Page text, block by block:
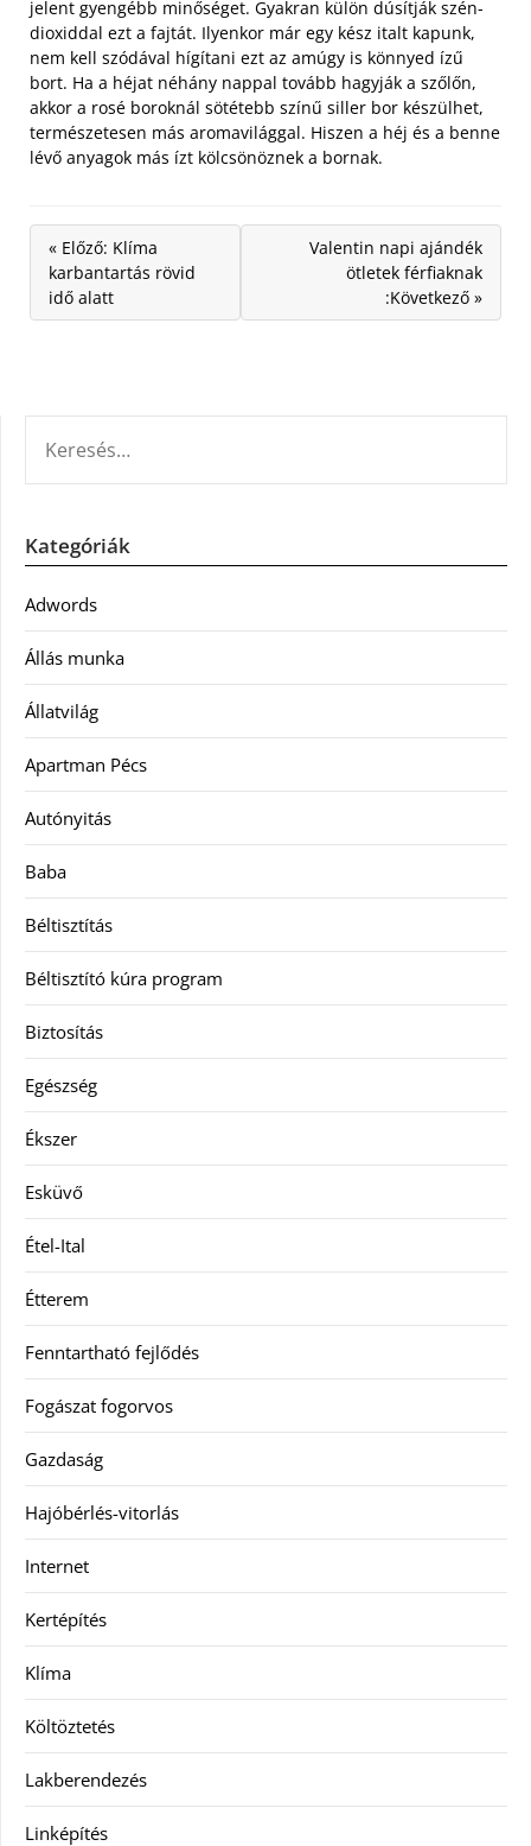
jelent gyengébb minőséget. Gyakran külön dúsítják szén-
dioxiddal ezt a fajtát. Ilyenkor már egy kész italt kapunk,
nem kell szódával hígítani ezt az amúgy is könnyed ízű
bort. Ha a héjat néhány nappal tovább hagyják a szőlőn,
akkor a rosé boroknál sötétebb színű siller bor készülhet,
természetesen más aromavilággal. Hiszen a héj és a benne
lévő anyagok más ízt kölcsönöznek a bornak.
« Előző: Klíma
karbantartás rövid
idő alatt
Valentin napi ajándék
ötletek férfiaknak
:Következő »
Kategóriák
Adwords
Állás munka
Állatvilág
Apartman Pécs
Autónyitás
Baba
Béltisztítás
Béltisztító kúra program
Biztosítás
Egészség
Ékszer
Esküvő
Étel-Ital
Étterem
Fenntartható fejlődés
Fogászat fogorvos
Gazdaság
Hajóbérlés-vitorlás
Internet
Kertépítés
Klíma
Költöztetés
Lakberendezés
Linképítés